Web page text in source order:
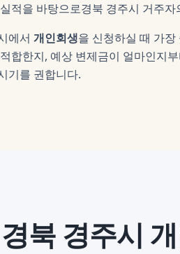
적을 바탕으로경북 경주시 거주자
에서 개인회생을 신청하실 때 가장
합한지, 예상 변제금이 얼마인지
기를 권합니다.
경북 경주시